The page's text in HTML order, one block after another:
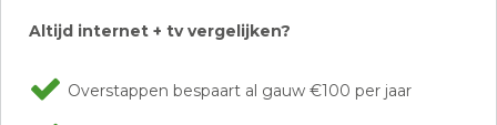
Altijd internet + tv vergelijken?
Overstappen bespaart al gauw €100 per jaar